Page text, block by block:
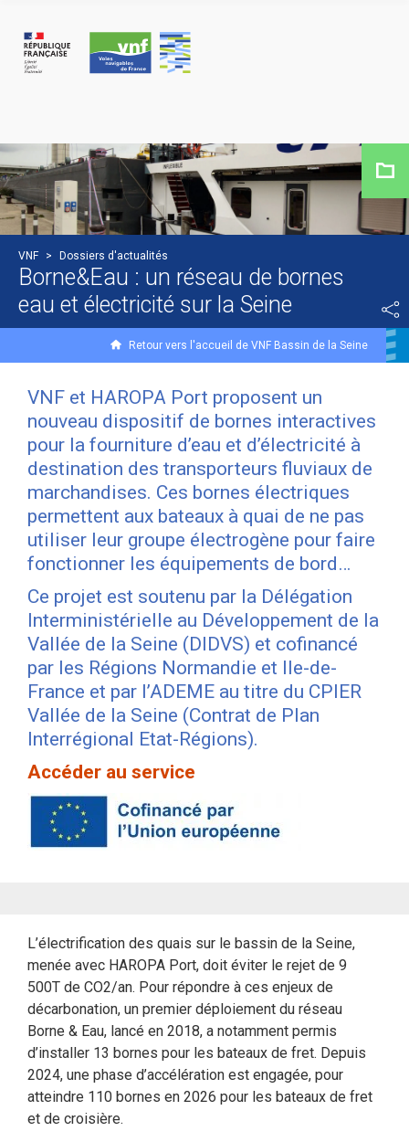
VNF > Dossiers d'actualités
Borne&Eau : un réseau de bornes
eau et électricité sur la Seine
Retour vers l'accueil de VNF Bassin de la Seine
VNF et HAROPA Port proposent un
nouveau dispositif de bornes interactives
pour la fourniture d’eau et d’électricité à
destination des transporteurs fluviaux de
marchandises. Ces bornes électriques
permettent aux bateaux à quai de ne pas
utiliser leur groupe électrogène pour faire
fonctionner les équipements de bord…
Ce projet est soutenu par la Délégation
Interministérielle au Développement de la
Vallée de la Seine (DIDVS) et cofinancé
par les Régions Normandie et Ile-de-
France et par l’ADEME au titre du CPIER
Vallée de la Seine (Contrat de Plan
Interrégional Etat-Régions).
Accéder au service
L’électrification des quais sur le bassin de la Seine,
menée avec HAROPA Port, doit éviter le rejet de 9
500T de CO2/an. Pour répondre à ces enjeux de
décarbonation, un premier déploiement du réseau
Borne & Eau, lancé en 2018, a notamment permis
d’installer 13 bornes pour les bateaux de fret. Depuis
2024, une phase d’accélération est engagée, pour
atteindre 110 bornes en 2026 pour les bateaux de fret
et de croisière.